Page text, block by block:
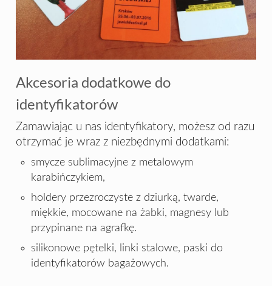
Akcesoria dodatkowe do
identyfikatorów
Zamawiając u nas identyfikatory, możesz od razu
otrzymać je wraz z niezbędnymi dodatkami:
smycze sublimacyjne z metalowym
karabińczykiem,
holdery przezroczyste z dziurką, twarde,
miękkie, mocowane na żabki, magnesy lub
przypinane na agrafkę.
silikonowe pętelki, linki stalowe, paski do
identyfikatorów bagażowych.